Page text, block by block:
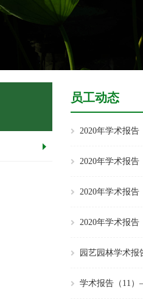
员工动态
2020年学术报
2020年学术报告
2020年学术报
2020年学术报
园艺园林学术报
学术报告（11